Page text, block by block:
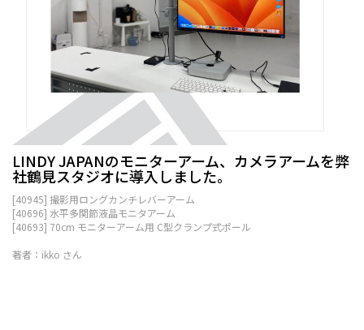
LINDY JAPANのモニターアーム、カメラアームを弊
社鶴見スタジオに導入しました。
[40945] 撮影用ロングカンチレバーアーム
[40696] 水平多関節液晶モニタアーム
[40693] 70cm モニターアーム用 C型クランプ式ポール
著者：ikko さん